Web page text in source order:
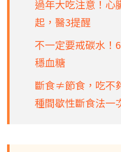
過年大吃注意！心
起，醫3提醒
不一定要戒碳水！
穩血糖
斷食≠節食，吃不
種間歇性斷食法一